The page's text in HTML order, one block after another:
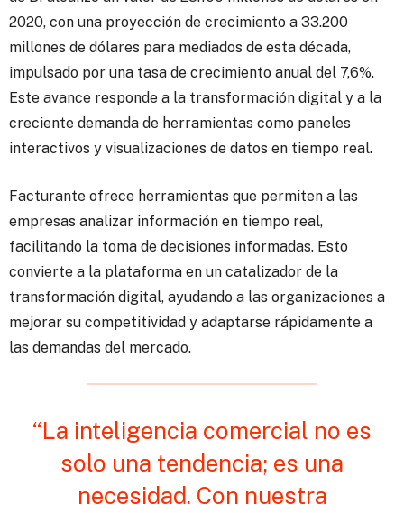
2020, con una proyección de crecimiento a 33.200
millones de dólares para mediados de esta década,
impulsado por una tasa de crecimiento anual del 7,6%.
Este avance responde a la transformación digital y a la
creciente demanda de herramientas como paneles
interactivos y visualizaciones de datos en tiempo real.
Facturante ofrece herramientas que permiten a las
empresas analizar información en tiempo real,
facilitando la toma de decisiones informadas. Esto
convierte a la plataforma en un catalizador de la
transformación digital, ayudando a las organizaciones a
mejorar su competitividad y adaptarse rápidamente a
las demandas del mercado.
“La inteligencia comercial no es
solo una tendencia; es una
necesidad. Con nuestra